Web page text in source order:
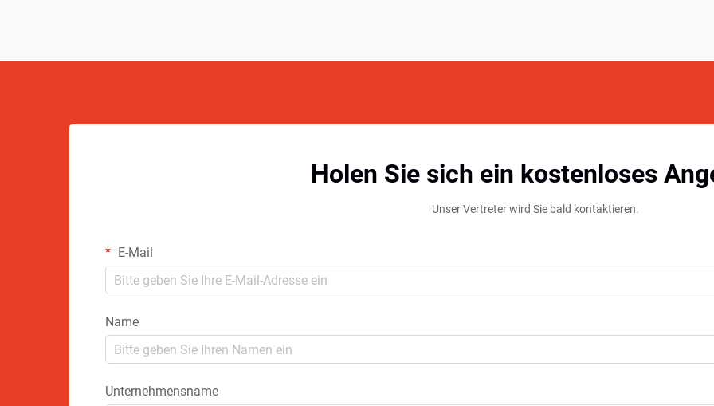
Holen Sie sich ein kostenloses
Unser Vertreter wird Sie bald kontaktieren.
E-Mail
Name
Unternehmensname